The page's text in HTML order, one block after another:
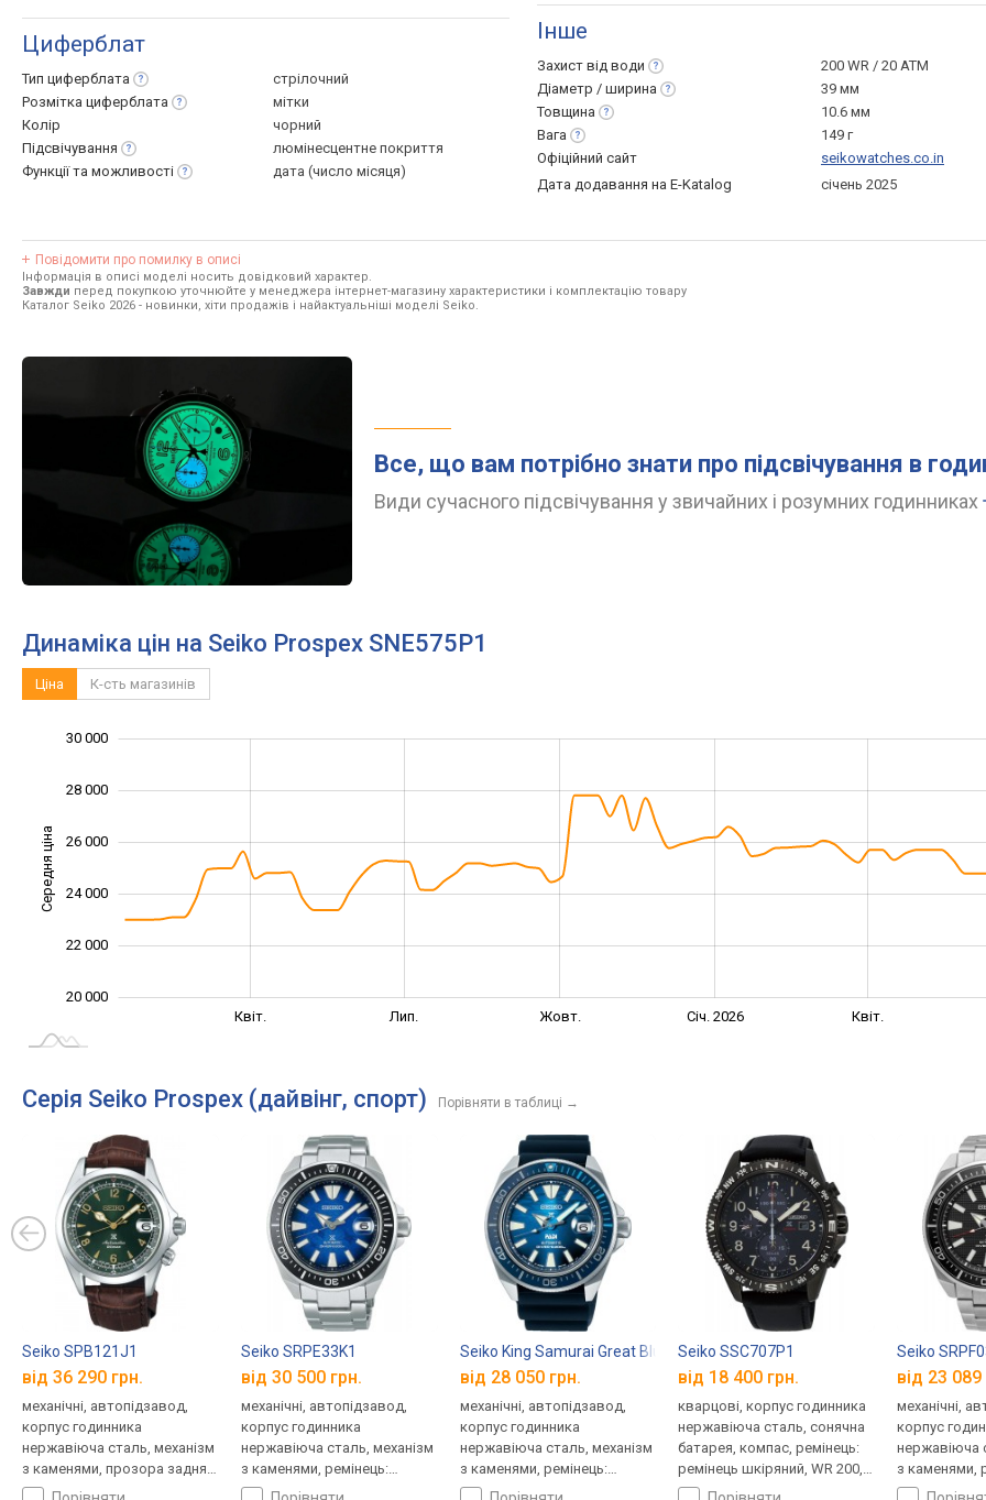
Циферблат
Тип циферблата
стрілочний
Розмітка циферблата
мітки
Колір
чорний
Підсвічування
люмінесцентне покриття
Функції та можливості дата (число місяця)
Інше
Захист від води
200 WR / 20 ATM
Діаметр / ширина
39 мм
Товщина
10.6 мм
Вага
149 г
Офіційний сайт
seikowatches.co.in
Дата додавання на E-Katalog
січень 2025
Повідомити про помилку в описі
Інформація в описі моделі носить довідковий характер.
Завжди перед покупкою уточнюйте у менеджера інтернет-магазину характеристики і комплектацію товару
Каталог Seiko 2026 - новинки, хіти продажів і найактуальніші моделі Seiko.
Все, що вам потрібно знати про підсвічування в
Види сучасного підсвічування у звичайних і розумних годинниках
Динаміка цін на Seiko Prospex SNE575P1
Ціна К-сть магазинів
Середня ціна
20 000
22 000
24 000
26 000
28 000
30 000
Квіт. Лип. Жовт. Січ. 2026 Квіт.
Серія Seiko Prospex (дайвінг, спорт) Порівняти в таблиці →
Seiko SPB121J1
від 36 290 грн.
механічні, автопідзавод,
корпус годинника
нержавіюча сталь, механізм
з каменями, прозора задня
кришка, компас, ремінець:
Seiko SRPE33K1
від 30 500 грн.
механічні, автопідзавод,
корпус годинника
нержавіюча сталь, механізм
з каменями, ремінець:
браслет сталь, WR 200,
Seiko King Samurai Great Blue PADI Edition SRPJ93K1
від 28 050 грн.
механічні, автопідзавод,
корпус годинника
нержавіюча сталь, механізм
з каменями, ремінець:
ремінець каучук, WR 100,
Seiko SSC707P1
від 18 400 грн.
кварцові, корпус годинника
нержавіюча сталь, сонячна
батарея, компас, ремінець:
ремінець шкіряний, WR 200,
Японія
Seiko
від 23 089
механічні,
корпус
нержавіюча
з каменями,
браслет